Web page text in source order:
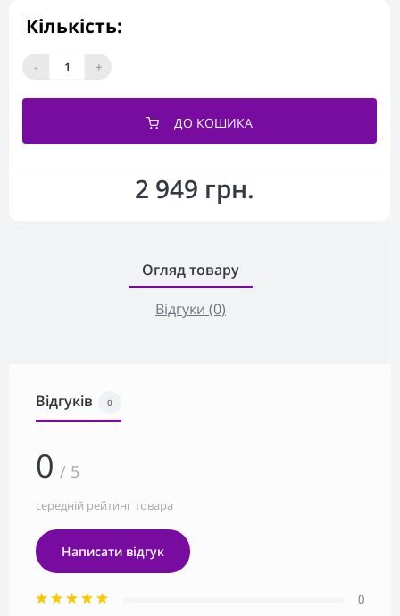
2 949 грн.
Кількість:
- +
ДО КОШИКА
Огляд товару
Відгуки (0)
Відгуків 0
0 / 5
середній рейтинг товара
Написати відгук
0